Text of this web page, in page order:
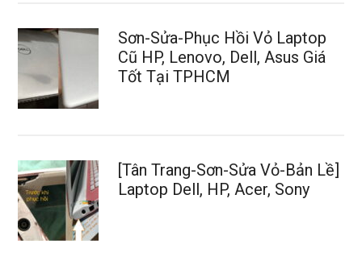
Sơn-Sửa-Phục Hồi Vỏ Laptop
Cũ HP, Lenovo, Dell, Asus Giá
Tốt Tại TPHCM
[Tân Trang-Sơn-Sửa Vỏ-Bản Lề]
Laptop Dell, HP, Acer, Sony